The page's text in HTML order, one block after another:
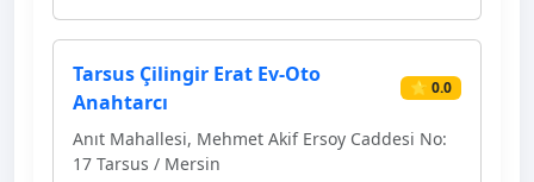
Tarsus Çilingir Erat Ev-Oto
Anahtarcı
⭐ 0.0
Anıt Mahallesi, Mehmet Akif Ersoy Caddesi No:
17 Tarsus / Mersin